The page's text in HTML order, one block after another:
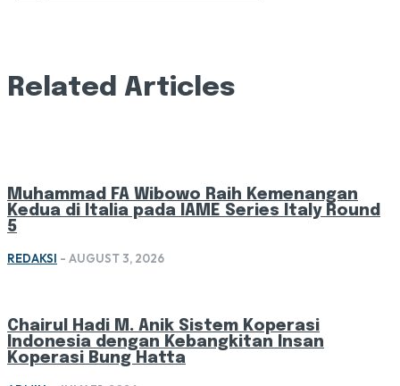
Related Articles
Muhammad FA Wibowo Raih Kemenangan
Kedua di Italia pada IAME Series Italy Round
5
REDAKSI - AUGUST 3, 2026
Chairul Hadi M. Anik Sistem Koperasi
Indonesia dengan Kebangkitan Insan
Koperasi Bung Hatta